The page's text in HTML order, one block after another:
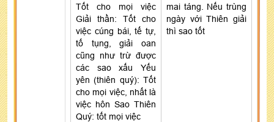
Tốt cho mọi việc
Giải thần: Tốt cho
việc cúng bái, tế tự,
tố tụng, giải oan
cũng như trừ được
các sao xấu Yếu
yên (thiên quý): Tốt
cho mọi việc, nhất là
việc hôn Sao Thiên
Quý: tốt mọi việc
mai táng. Nếu trùng
ngày với Thiên giải
thì sao tốt